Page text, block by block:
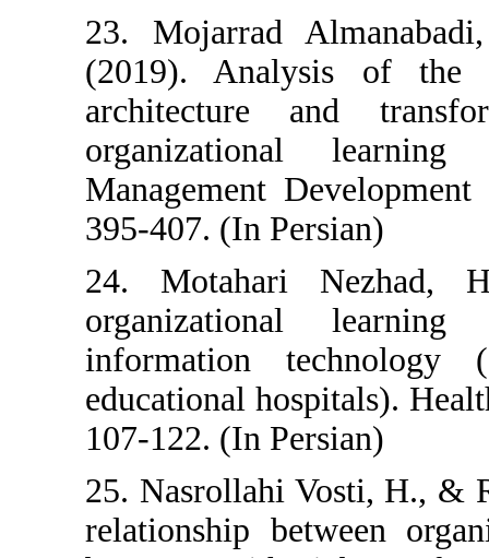
23. Mojarrad
(2019).
architecture
Management
395-407. (In
24.
information
educational
107-122. (In
25. Nasrollahi
relationship